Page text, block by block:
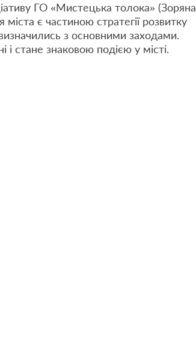
ГО «Мистецька толока» (Зоряна
є частиною стратегії розвитку
з основними заходами.
і стане знаковою подією у місті.